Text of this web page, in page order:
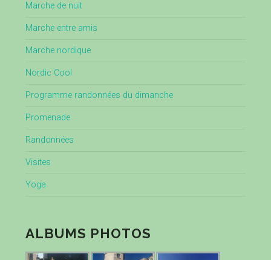
Marche de nuit
Marche entre amis
Marche nordique
Nordic Cool
Programme randonnées du dimanche
Promenade
Randonnées
Visites
Yoga
ALBUMS PHOTOS